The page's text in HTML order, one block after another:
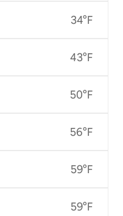
34°F
43°F
50°F
56°F
59°F
59°F